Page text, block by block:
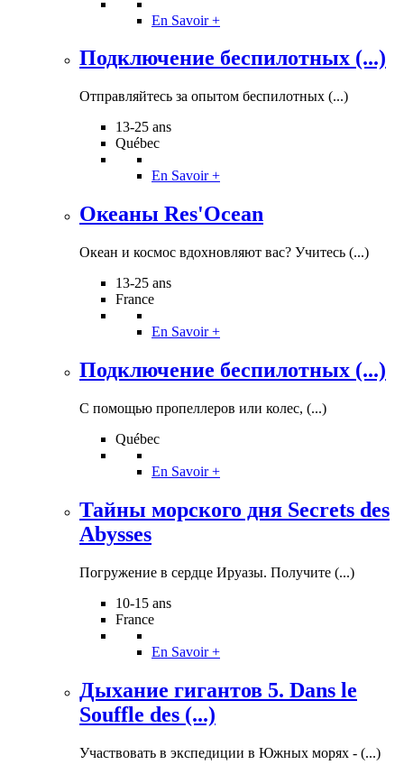
En Savoir +
Подключение беспилотных (...)
Отправляйтесь за опытом беспилотных (...)
13-25 ans
Québec
En Savoir +
Океаны Res'Ocean
Океан и космос вдохновляют вас? Учитесь (...)
13-25 ans
France
En Savoir +
Подключение беспилотных (...)
С помощью пропеллеров или колес, (...)
Québec
En Savoir +
Тайны морского дня Secrets des
Abysses
Погружение в сердце Ируазы. Получите (...)
10-15 ans
France
En Savoir +
Дыхание гигантов 5. Dans le
Souffle des (...)
Участвовать в экспедиции в Южных морях - (...)